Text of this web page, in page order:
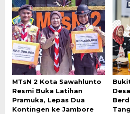
MTsN 2 Kota Sawahlunto
Resmi Buka Latihan
Pramuka, Lepas Dua
Kontingen ke Jambore